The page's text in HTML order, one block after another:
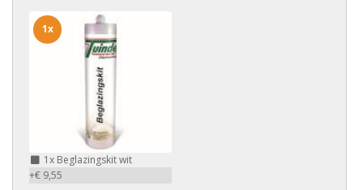
1x Beglazingskit wit
+€ 9,55
1x